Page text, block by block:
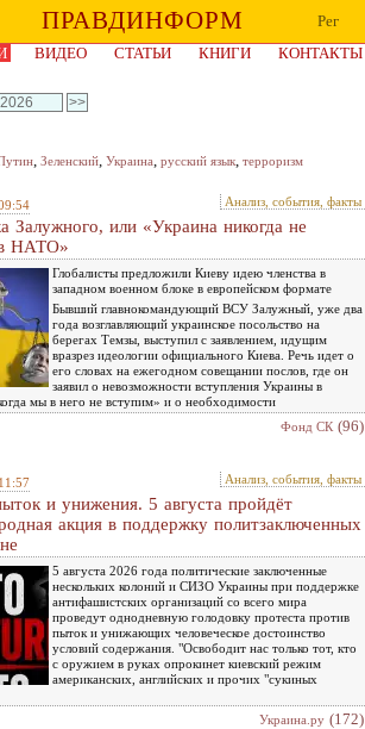
ПРАВДИНФОРМ
Рег
ВИДЕО СТАТЬИ КНИГИ КОНТАКТЫ
, Зеленский, Украина, русский язык, терроризм
Анализ, события, факты
Залужного, или «Украина никогда не
НАТО»
Глобалисты предложили Киеву идею членства в
западном военном блоке в европейском формате
Бывший главнокомандующий ВСУ Залужный, уже два
года возглавляющий украинское посольство на
берегах Темзы, выступил с заявлением, идущим
вразрез идеологии официального Киева. Речь идет о
его словах на ежегодном совещании послов, где он
заявил о невозможности вступления Украины в
мы в него не вступим» и о необходимости
Фонд СК (96)
Анализ, события, факты
и унижения. 5 августа пройдёт
акция в поддержку политзаключенных
5 августа 2026 года политические заключенные
нескольких колоний и СИЗО Украины при поддержке
антифашистских организаций со всего мира
проведут однодневную голодовку протеста против
пыток и унижающих человеческое достоинство
условий содержания. "Освободит нас только тот, кто
с оружием в руках опрокинет киевский режим
американских, английских и прочих "сукиных
Украина.ру (172)